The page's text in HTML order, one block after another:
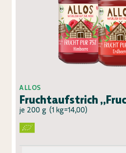
ALLOS
Fruchtaufstrich
je 200 g (1 kg=14,00)